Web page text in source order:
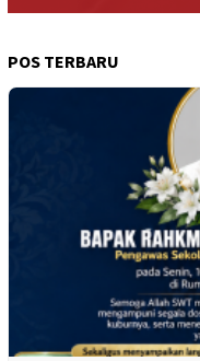
POS TERBARU